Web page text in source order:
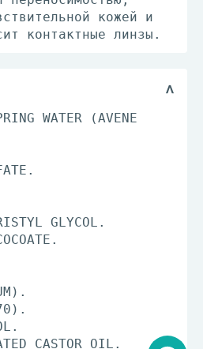
кожей и
контактные линзы.
WATER (AVENE
GLYCOL.
CASTOR OIL.